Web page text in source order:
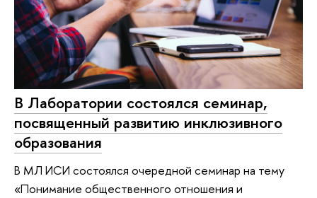
В Лаборатории состоялся семинар,
посвященный развитию инклюзивного
образования
В МЛ ИСИ состоялся очередной семинар на тему
«Понимание общественного отношения и